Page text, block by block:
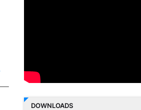
DOWNLOADS